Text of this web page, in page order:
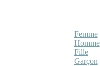
Femme
Homme
Fille
Garçon